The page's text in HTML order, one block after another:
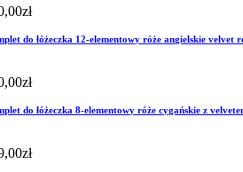
zł
do łóżeczka 12-elementowy róże angielskie velvet
zł
do łóżeczka 8-elementowy róże cygańskie z
zł